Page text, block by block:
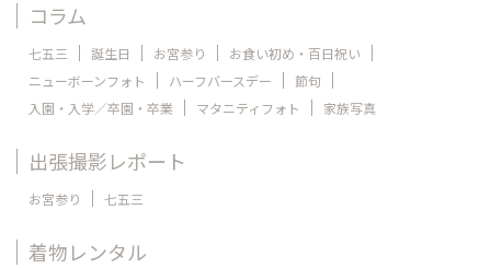
コラム
七五三 誕生日 お宮参り
お食い初め・百日祝い
ニューボーンフォト
ハーフバースデー
節句
入園・入学／卒園・卒業
マタニティフォト 家族写真
出張撮影レポート
お宮参り 七五三
着物レンタル